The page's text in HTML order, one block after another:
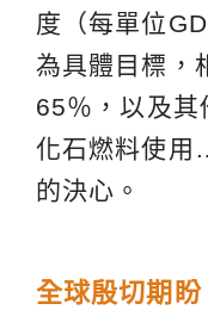
度（每單位
為具體目標，
65％，以及其
化石燃料使用
的決心。
全球殷切期